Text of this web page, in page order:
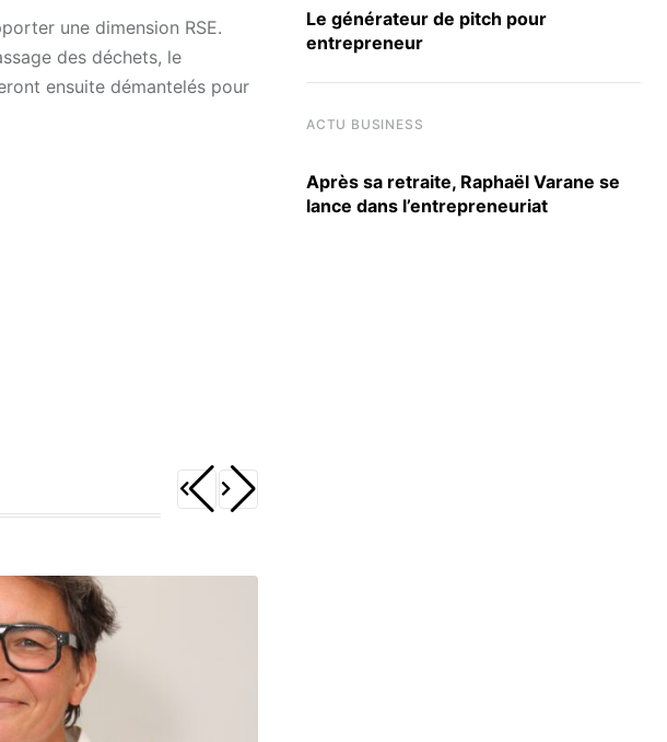
une dimension RSE.
des déchets, le
ensuite démantelés pour
Le générateur de pitch pour
entrepreneur
ACTU BUSINESS
Après sa retraite, Raphaël Varane se
lance dans l’entrepreneuriat